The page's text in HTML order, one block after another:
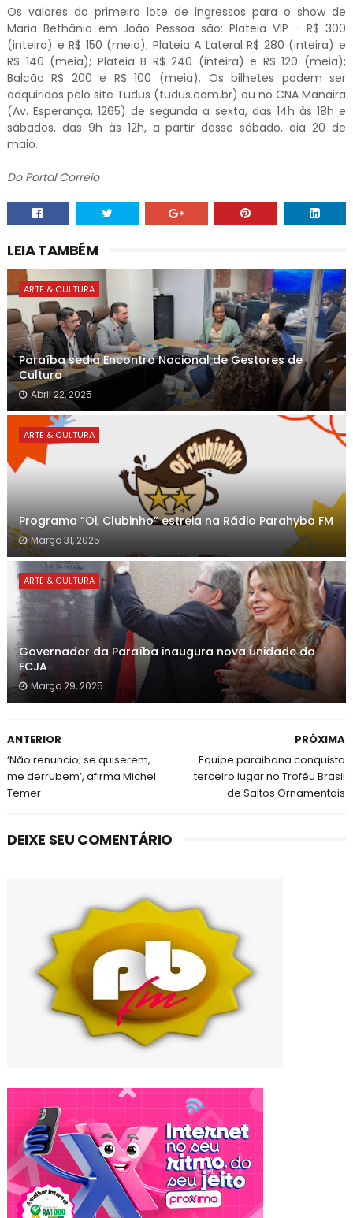
Os valores do primeiro lote de ingressos para o show de
Maria Bethânia em João Pessoa são: Plateia VIP - R$ 300
(inteira) e R$ 150 (meia); Plateia A Lateral R$ 280 (inteira) e
R$ 140 (meia); Plateia B R$ 240 (inteira) e R$ 120 (meia);
Balcão R$ 200 e R$ 100 (meia). Os bilhetes podem ser
adquiridos pelo site Tudus (tudus.com.br) ou no CNA Manaira
(Av. Esperança, 1265) de segunda a sexta, das 14h às 18h e
sábados, das 9h às 12h, a partir desse sábado, dia 20 de
maio.
Do Portal Correio
LEIA TAMBÉM
ARTE & CULTURA
Paraíba sedia Encontro Nacional de Gestores de
Cultura
Abril 22, 2025
ARTE & CULTURA
Programa “Oi, Clubinho” estreia na Rádio Parahyba FM
Março 31, 2025
ARTE & CULTURA
Governador da Paraíba inaugura nova unidade da
FCJA
Março 29, 2025
PRÓXIMA
Equipe paraibana conquista
terceiro lugar no Troféu Brasil
de Saltos Ornamentais
ANTERIOR
‘Não renuncio; se quiserem,
me derrubem’, afirma Michel
Temer
DEIXE SEU COMENTÁRIO